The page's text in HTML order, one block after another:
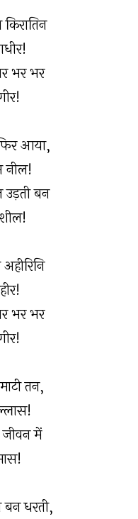
भर भर
आया,
नील!
उड़ती बन
भर भर
तन,
में
धरती,